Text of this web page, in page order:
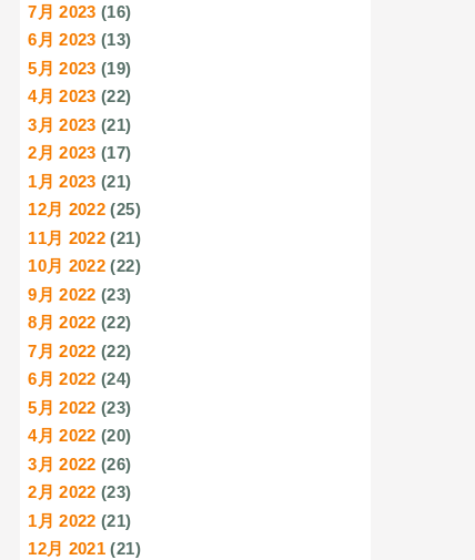
7月 2023 (16)
6月 2023 (13)
5月 2023 (19)
4月 2023 (22)
3月 2023 (21)
2月 2023 (17)
1月 2023 (21)
12月 2022 (25)
11月 2022 (21)
10月 2022 (22)
9月 2022 (23)
8月 2022 (22)
7月 2022 (22)
6月 2022 (24)
5月 2022 (23)
4月 2022 (20)
3月 2022 (26)
2月 2022 (23)
1月 2022 (21)
12月 2021 (21)